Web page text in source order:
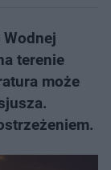
terenie
może